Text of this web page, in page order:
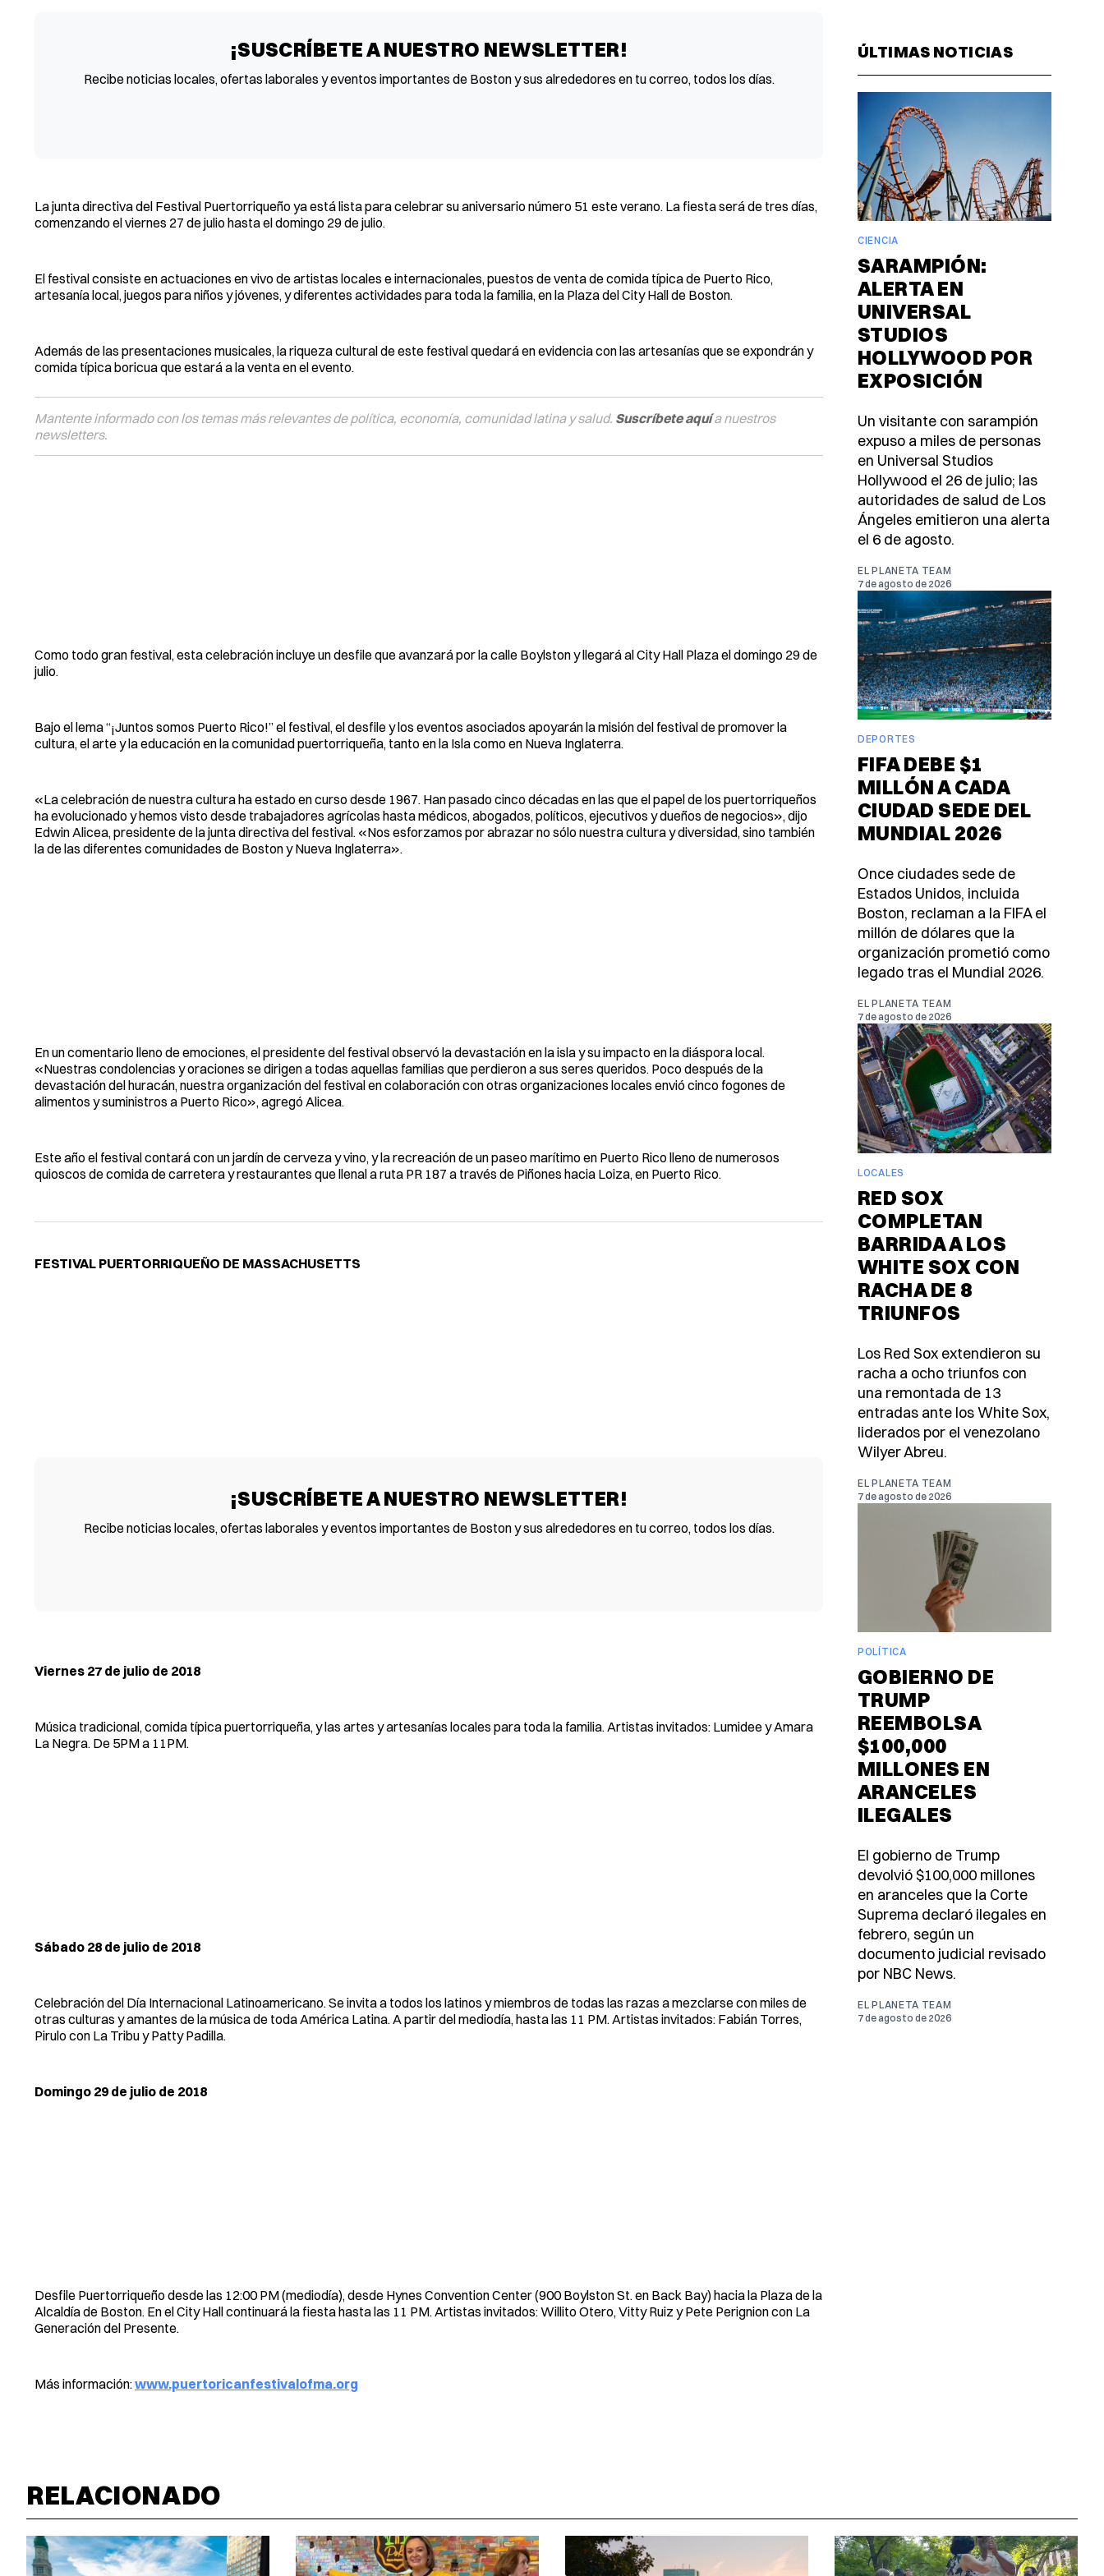
¡SUSCRÍBETE A NUESTRO NEWSLETTER!
Recibe noticias locales, ofertas laborales y eventos importantes de Boston y sus alrededores en tu correo, todos los días.
La junta directiva del Festival Puertorriqueño ya está lista para celebrar su aniversario número 51 este verano. La fiesta será de tres días,
comenzando el viernes 27 de julio hasta el domingo 29 de julio.
El festival consiste en actuaciones en vivo de artistas locales e internacionales, puestos de venta de comida típica de Puerto Rico,
artesanía local, juegos para niños y jóvenes, y diferentes actividades para toda la familia, en la Plaza del City Hall de Boston.
Además de las presentaciones musicales, la riqueza cultural de este festival quedará en evidencia con las artesanías que se expondrán y
comida típica boricua que estará a la venta en el evento.
Mantente informado con los temas más relevantes de política, economía, comunidad latina y salud. Suscríbete aquía nuestros
newsletters.
Como todo gran festival, esta celebración incluye un desfile que avanzará por la calle Boylston y llegará al City Hall Plaza el domingo 29 de
julio.
Bajo el lema “¡Juntos somos Puerto Rico!” el festival, el desfile y los eventos asociados apoyarán la misión del festival de promover la
cultura, el arte y la educación en la comunidad puertorriqueña, tanto en la Isla como en Nueva Inglaterra.
«La celebración de nuestra cultura ha estado en curso desde 1967. Han pasado cinco décadas en las que el papel de los puertorriqueños
ha evolucionado y hemos visto desde trabajadores agrícolas hasta médicos, abogados, políticos, ejecutivos y dueños de negocios», dijo
Edwin Alicea, presidente de la junta directiva del festival. «Nos esforzamos por abrazar no sólo nuestra cultura y diversidad, sino también
la de las diferentes comunidades de Boston y Nueva Inglaterra».
En un comentario lleno de emociones, el presidente del festival observó la devastación en la isla y su impacto en la diáspora local.
«Nuestras condolencias y oraciones se dirigen a todas aquellas familias que perdieron a sus seres queridos. Poco después de la
devastación del huracán, nuestra organización del festival en colaboración con otras organizaciones locales envió cinco fogones de
alimentos y suministros a Puerto Rico», agregó Alicea.
Este año el festival contará con un jardín de cerveza y vino, y la recreación de un paseo marítimo en Puerto Rico lleno de numerosos
quioscos de comida de carretera y restaurantes que llenal a ruta PR 187 a través de Piñones hacia Loiza, en Puerto Rico.
FESTIVAL PUERTORRIQUEÑO DE MASSACHUSETTS
¡SUSCRÍBETE A NUESTRO NEWSLETTER!
Recibe noticias locales, ofertas laborales y eventos importantes de Boston y sus alrededores en tu correo, todos los días.
Viernes 27 de julio de 2018
Música tradicional, comida típica puertorriqueña, y las artes y artesanías locales para toda la familia. Artistas invitados: Lumidee y Amara
La Negra. De 5PM a 11PM.
Sábado 28 de julio de 2018
Celebración del Día Internacional Latinoamericano. Se invita a todos los latinos y miembros de todas las razas a mezclarse con miles de
otras culturas y amantes de la música de toda América Latina. A partir del mediodía, hasta las 11 PM. Artistas invitados: Fabián Torres,
Pirulo con La Tribu y Patty Padilla.
Domingo 29 de julio de 2018
Desfile Puertorriqueño desde las 12:00 PM (mediodía), desde Hynes Convention Center (900 Boylston St. en Back Bay) hacia la Plaza de la
Alcaldía de Boston. En el City Hall continuará la fiesta hasta las 11 PM. Artistas invitados: Willito Otero, Vitty Ruiz y Pete Perignion con La
Generación del Presente.
Más información:www.puertoricanfestivalofma.org
ÚLTIMAS NOTICIAS
CIENCIA
SARAMPIÓN:
ALERTA EN
UNIVERSAL
STUDIOS
HOLLYWOOD POR
EXPOSICIÓN
Un visitante con sarampión
expuso a miles de personas
en Universal Studios
Hollywood el 26 de julio; las
autoridades de salud de Los
Ángeles emitieron una alerta
el 6 de agosto.
EL PLANETA TEAM
7 de agosto de 2026
DEPORTES
FIFA DEBE $1
MILLÓN A CADA
CIUDAD SEDE DEL
MUNDIAL 2026
Once ciudades sede de
Estados Unidos, incluida
Boston, reclaman a la FIFA el
millón de dólares que la
organización prometió como
legado tras el Mundial 2026.
EL PLANETA TEAM
7 de agosto de 2026
LOCALES
RED SOX
COMPLETAN
BARRIDA A LOS
WHITE SOX CON
RACHA DE 8
TRIUNFOS
Los Red Sox extendieron su
racha a ocho triunfos con
una remontada de 13
entradas ante los White Sox,
liderados por el venezolano
Wilyer Abreu.
EL PLANETA TEAM
7 de agosto de 2026
POLÍTICA
GOBIERNO DE
TRUMP
REEMBOLSA
$100,000
MILLONES EN
ARANCELES
ILEGALES
El gobierno de Trump
devolvió $100,000 millones
en aranceles que la Corte
Suprema declaró ilegales en
febrero, según un
documento judicial revisado
por NBC News.
EL PLANETA TEAM
7 de agosto de 2026
RELACIONADO